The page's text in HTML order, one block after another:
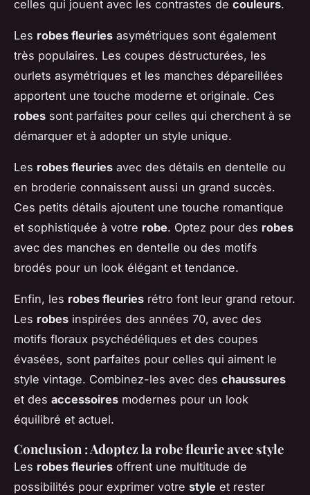
celles qui jouent avec les contrastes de couleurs.
Les robes fleuries asymétriques sont également
très populaires. Les coupes déstructurées, les
ourlets asymétriques et les manches dépareillées
apportent une touche moderne et originale. Ces
robes sont parfaites pour celles qui cherchent à se
démarquer et à adopter un style unique.
Les robes fleuries avec des détails en dentelle ou
en broderie connaissent aussi un grand succès.
Ces petits détails ajoutent une touche romantique
et sophistiquée à votre robe. Optez pour des robes
avec des manches en dentelle ou des motifs
brodés pour un look élégant et tendance.
Enfin, les robes fleuries rétro font leur grand retour.
Les robes inspirées des années 70, avec des
motifs floraux psychédéliques et des coupes
évasées, sont parfaites pour celles qui aiment le
style vintage. Combinez-les avec des chaussures
et des accessoires modernes pour un look
équilibré et actuel.
Conclusion : Adoptez la robe fleurie avec style
Les robes fleuries offrent une multitude de
possibilités pour exprimer votre style et rester